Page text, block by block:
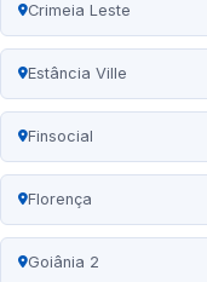
Crimeia Leste
Estância Ville
Finsocial
Florença
Goiânia 2